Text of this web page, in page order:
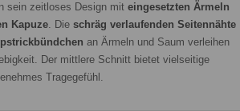
sein zeitloses Design mit eingesetzten Ärmeln
Kapuze. Die schräg verlaufenden Seitennähte
an Ärmeln und Saum verleihen
Der mittlere Schnitt bietet vielseitige
Tragegefühl.